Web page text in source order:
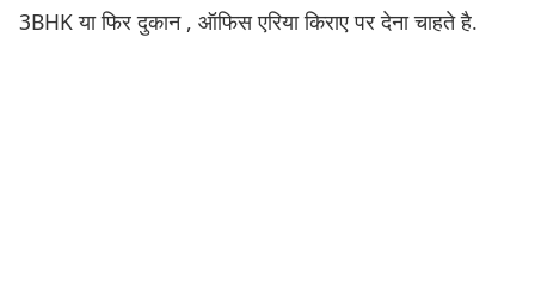
3BHK या फिर दुकान , ऑफिस एरिया किराए पर देना चाहते है.